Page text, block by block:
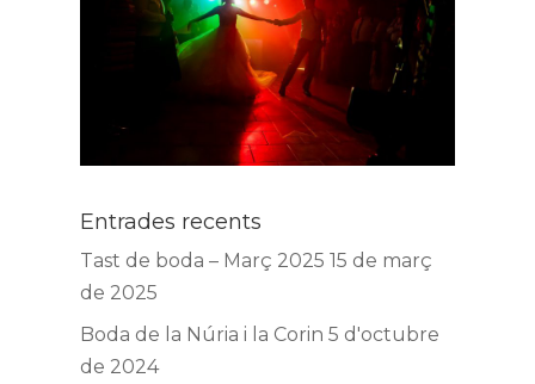
Entrades recents
Tast de boda – Març 2025 15 de març
de 2025
Boda de la Núria i la Corin 5 d'octubre
de 2024